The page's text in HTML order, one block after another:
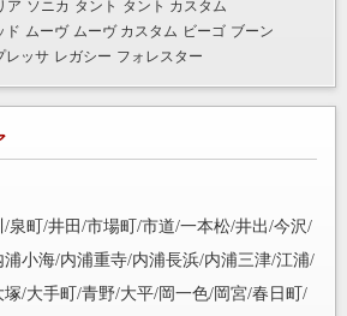
ア ソニカ タント タント カスタム
ド ムーヴ ムーヴ カスタム ビーゴ ブーン
レッサ レガシー フォレスター
泉町/井田/市場町/市道/一本松/井出/今沢/
小海/内浦重寺/内浦長浜/内浦三津/江浦/
/大手町/青野/大平/岡一色/岡宮/春日町/